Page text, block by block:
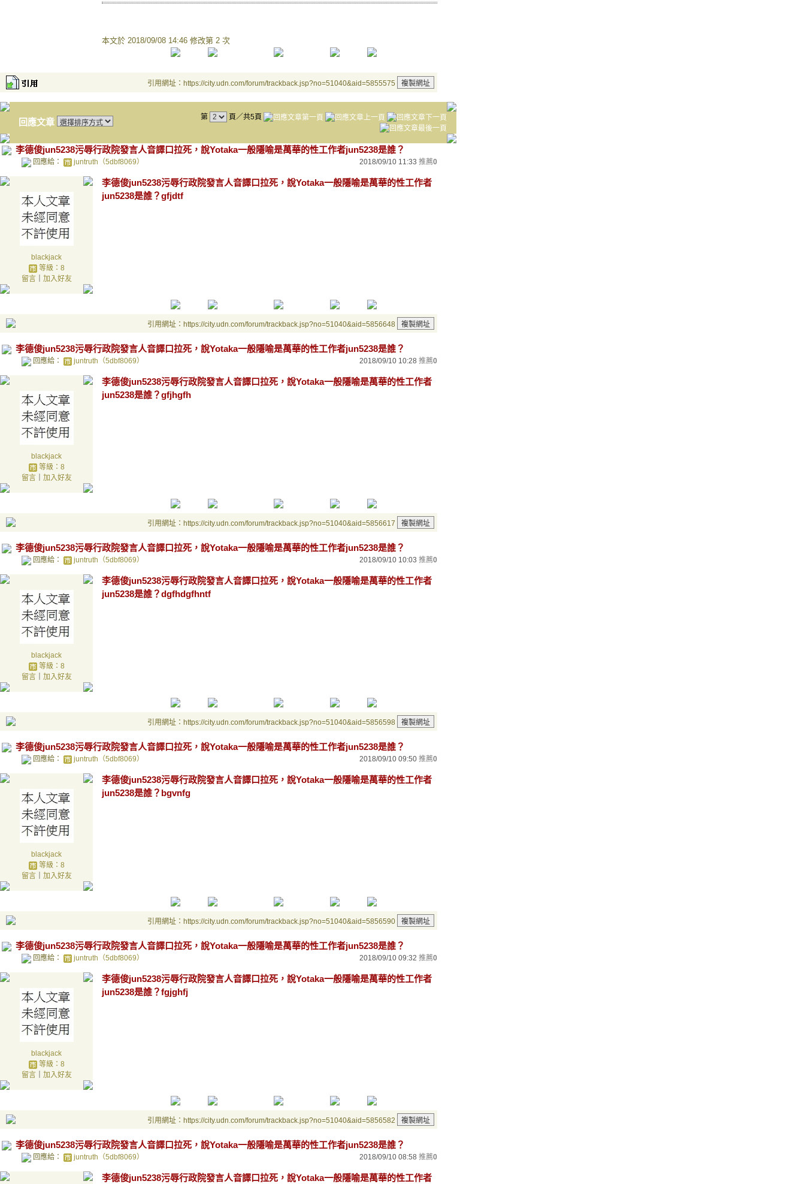
本文於 2018/09/08 14:46 修改第 2 次
引用網址：https://city.udn.com/forum/trackback.jsp?no=51040&aid=5855575
回應文章 第 頁／共5頁
李德俊jun5238污辱行政院發言人音譯口拉死，說Yotaka一般隱喻是萬華的性工作者jun5238是誰？
回應給： juntruth（5dbf8069） 2018/09/10 11:33 推薦0
blackjack
等級：8
留言｜ 加入好友
李德俊jun5238污辱行政院發言人音譯口拉死，說Yotaka一般隱喻是萬華的性工作者
jun5238是誰？gfjdtf
引用網址：https://city.udn.com/forum/trackback.jsp?no=51040&aid=5856648
李德俊jun5238污辱行政院發言人音譯口拉死，說Yotaka一般隱喻是萬華的性工作者jun5238是誰？
回應給： juntruth（5dbf8069） 2018/09/10 10:28 推薦0
blackjack
等級：8
留言｜ 加入好友
李德俊jun5238污辱行政院發言人音譯口拉死，說Yotaka一般隱喻是萬華的性工作者
jun5238是誰？gfjhgfh
引用網址：https://city.udn.com/forum/trackback.jsp?no=51040&aid=5856617
李德俊jun5238污辱行政院發言人音譯口拉死，說Yotaka一般隱喻是萬華的性工作者jun5238是誰？
回應給： juntruth（5dbf8069） 2018/09/10 10:03 推薦0
blackjack
等級：8
留言｜ 加入好友
李德俊jun5238污辱行政院發言人音譯口拉死，說Yotaka一般隱喻是萬華的性工作者
jun5238是誰？dgfhdgfhntf
引用網址：https://city.udn.com/forum/trackback.jsp?no=51040&aid=5856598
李德俊jun5238污辱行政院發言人音譯口拉死，說Yotaka一般隱喻是萬華的性工作者jun5238是誰？
回應給： juntruth（5dbf8069） 2018/09/10 09:50 推薦0
blackjack
等級：8
留言｜ 加入好友
李德俊jun5238污辱行政院發言人音譯口拉死，說Yotaka一般隱喻是萬華的性工作者
jun5238是誰？bgvnfg
引用網址：https://city.udn.com/forum/trackback.jsp?no=51040&aid=5856590
李德俊jun5238污辱行政院發言人音譯口拉死，說Yotaka一般隱喻是萬華的性工作者jun5238是誰？
回應給： juntruth（5dbf8069） 2018/09/10 09:32 推薦0
blackjack
等級：8
留言｜ 加入好友
李德俊jun5238污辱行政院發言人音譯口拉死，說Yotaka一般隱喻是萬華的性工作者
jun5238是誰？fgjghfj
引用網址：https://city.udn.com/forum/trackback.jsp?no=51040&aid=5856582
李德俊jun5238污辱行政院發言人音譯口拉死，說Yotaka一般隱喻是萬華的性工作者jun5238是誰？
回應給： juntruth（5dbf8069） 2018/09/10 08:58 推薦0
李德俊jun5238污辱行政院發言人音譯口拉死，說Yotaka一般隱喻是萬華的性工作者